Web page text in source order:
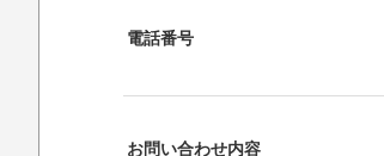
電話番号
お問い合わせ内容